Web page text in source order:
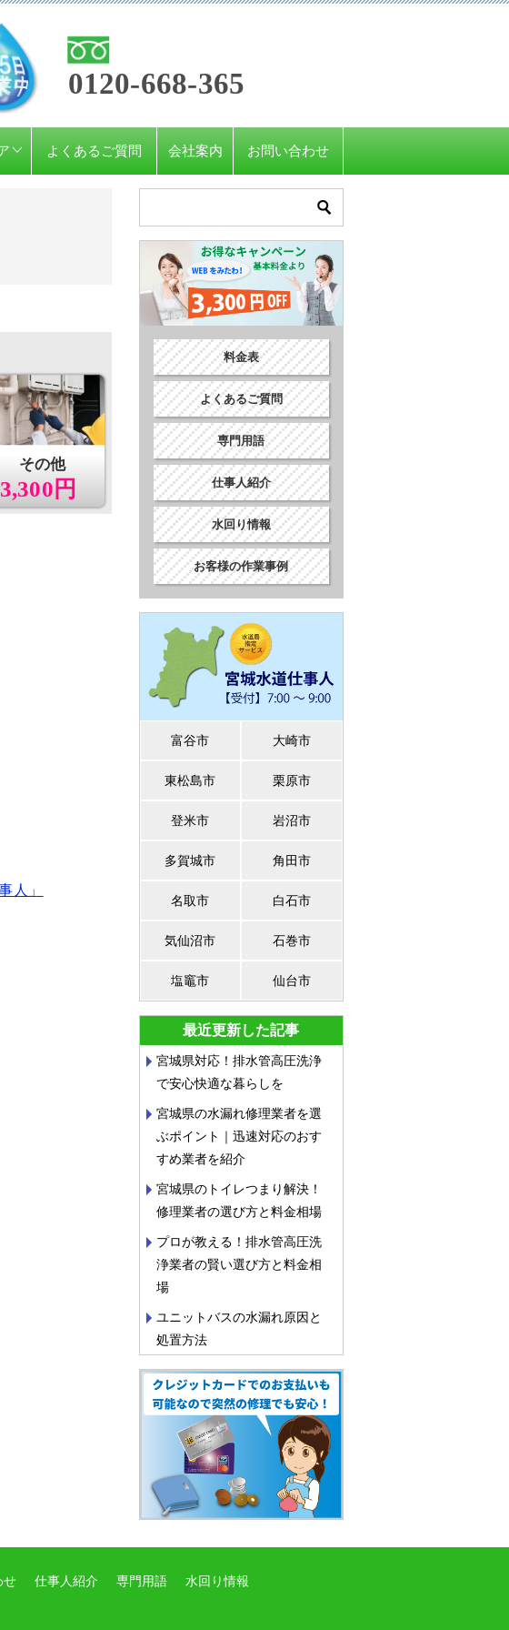
0120-668-365
よくあるご質問 会社案内 お問い合わせ
その他
3,300円
人」
料金表
よくあるご質問
専門用語
仕事人紹介
水回り情報
お客様の作業事例
富谷市 大崎市
東松島市 栗原市
登米市 岩沼市
多賀城市 角田市
名取市 白石市
気仙沼市 石巻市
塩竈市 仙台市
最近更新した記事
宮城県対応！排水管高圧洗浄
で安心快適な暮らしを
宮城県の水漏れ修理業者を選
ぶポイント｜迅速対応のおす
すめ業者を紹介
宮城県のトイレつまり解決！
修理業者の選び方と料金相場
プロが教える！排水管高圧洗
浄業者の賢い選び方と料金相
場
ユニットバスの水漏れ原因と
処置方法
せ 仕事人紹介 専門用語 水回り情報